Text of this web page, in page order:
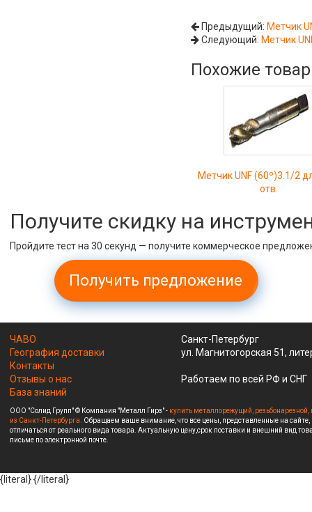
Предыдущий: Метчик
Следующий: Метчик
Похожие
Метчик UNF (60º)3.1/2
отв.
Получите скидку на
Пройдите тест на 30 секунд — получите коммерческое
Получить предложение
ЧАВО
География доставки
Контакты
Отзывы о нас
База знаний
Санкт-Петербург
ул. Магнитогорская 51,
Работаем по всей РФ и СНГ
ООО "Солид Групп" © Компания "Металл Гирз" - купить металлорежущий,
из Санкт-Петербурга. Обращаем ваше внимание, что все цены, представленные на
отличаться от реального вида товара. Актуальную цену,срок поставки и внешний вид
письме по электронной почте.
{literal}{/literal}